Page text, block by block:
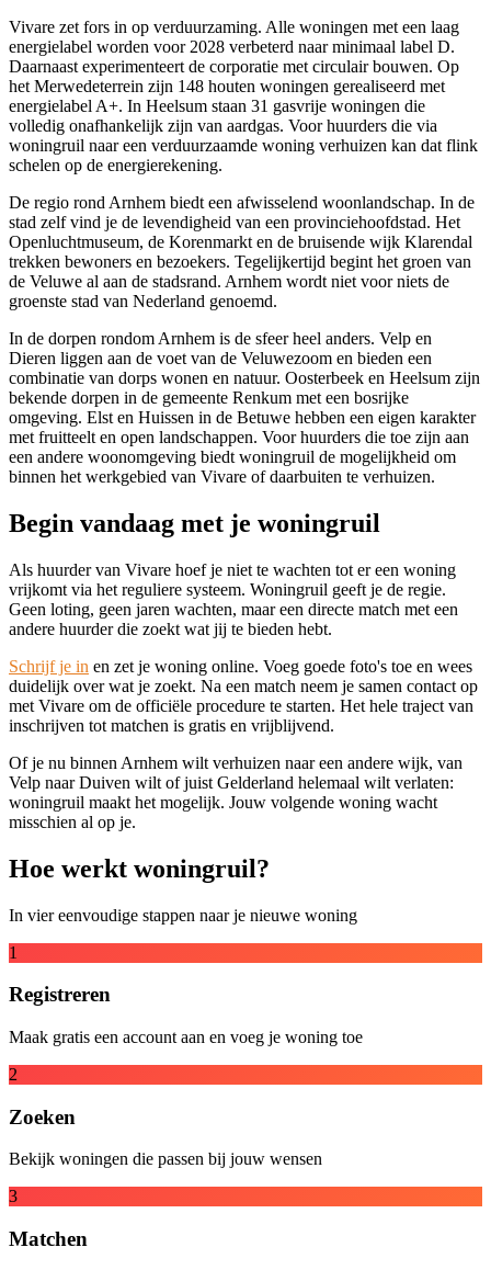
Vivare zet fors in op verduurzaming. Alle woningen met een laag
energielabel worden voor 2028 verbeterd naar minimaal label D.
Daarnaast experimenteert de corporatie met circulair bouwen. Op
het Merwedeterrein zijn 148 houten woningen gerealiseerd met
energielabel A+. In Heelsum staan 31 gasvrije woningen die
volledig onafhankelijk zijn van aardgas. Voor huurders die via
woningruil naar een verduurzaamde woning verhuizen kan dat flink
schelen op de energierekening.
De regio rond Arnhem biedt een afwisselend woonlandschap. In de
stad zelf vind je de levendigheid van een provinciehoofdstad. Het
Openluchtmuseum, de Korenmarkt en de bruisende wijk Klarendal
trekken bewoners en bezoekers. Tegelijkertijd begint het groen van
de Veluwe al aan de stadsrand. Arnhem wordt niet voor niets de
groenste stad van Nederland genoemd.
In de dorpen rondom Arnhem is de sfeer heel anders. Velp en
Dieren liggen aan de voet van de Veluwezoom en bieden een
combinatie van dorps wonen en natuur. Oosterbeek en Heelsum zijn
bekende dorpen in de gemeente Renkum met een bosrijke
omgeving. Elst en Huissen in de Betuwe hebben een eigen karakter
met fruitteelt en open landschappen. Voor huurders die toe zijn aan
een andere woonomgeving biedt woningruil de mogelijkheid om
binnen het werkgebied van Vivare of daarbuiten te verhuizen.
Begin vandaag met je woningruil
Als huurder van Vivare hoef je niet te wachten tot er een woning
vrijkomt via het reguliere systeem. Woningruil geeft je de regie.
Geen loting, geen jaren wachten, maar een directe match met een
andere huurder die zoekt wat jij te bieden hebt.
Schrijf je in en zet je woning online. Voeg goede foto's toe en wees
duidelijk over wat je zoekt. Na een match neem je samen contact op
met Vivare om de officiële procedure te starten. Het hele traject van
inschrijven tot matchen is gratis en vrijblijvend.
Of je nu binnen Arnhem wilt verhuizen naar een andere wijk, van
Velp naar Duiven wilt of juist Gelderland helemaal wilt verlaten:
woningruil maakt het mogelijk. Jouw volgende woning wacht
misschien al op je.
Hoe werkt woningruil?
In vier eenvoudige stappen naar je nieuwe woning
1
Registreren
Maak gratis een account aan en voeg je woning toe
2
Zoeken
Bekijk woningen die passen bij jouw wensen
3
Matchen